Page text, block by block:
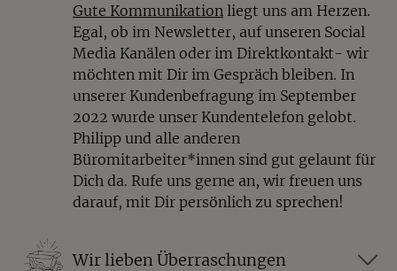
Gute Kommunikation liegt uns am Herzen.
Egal, ob im Newsletter, auf unseren Social
Media Kanälen oder im Direktkontakt- wir
möchten mit Dir im Gespräch bleiben. In
unserer Kundenbefragung im September
2022 wurde unser Kundentelefon gelobt.
Philipp und alle anderen
Büromitarbeiter*innen sind gut gelaunt für
Dich da. Rufe uns gerne an, wir freuen uns
darauf, mit Dir persönlich zu sprechen!
Wir lieben Überraschungen